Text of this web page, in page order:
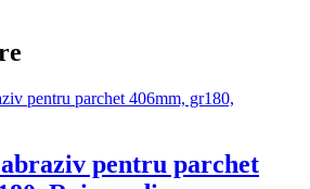
pentru parchet